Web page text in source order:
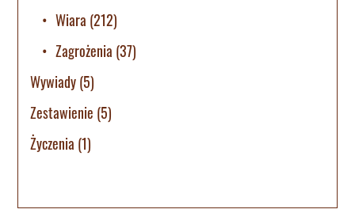
Wiara (212)
Zagrożenia (37)
Wywiady(5)
Zestawienie (5)
Życzenia (1)